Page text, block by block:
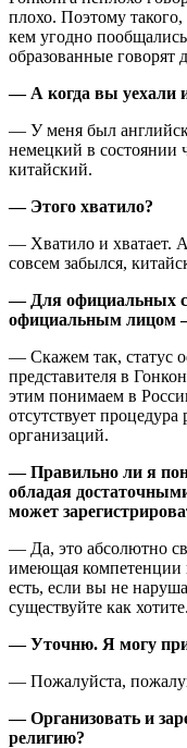
плохо. Поэтому
кем угодно
образованные говорят
— А когда вы уехали
— У меня был
немецкий в состоянии
китайский.
— Этого хватило?
— Хватило и хватает.
совсем забылся,
— Для официальных
официальным лицом
— Скажем так, статус
представителя в
этим понимаем в
отсутствует
организаций.
— Правильно ли я
обладая
может
— Да, это абсолютно
имеющая компетенции
есть, если вы не
существуйте как хотите.
— Уточню. Я могу
— Пожалуйста,
— Организовать и
религию?